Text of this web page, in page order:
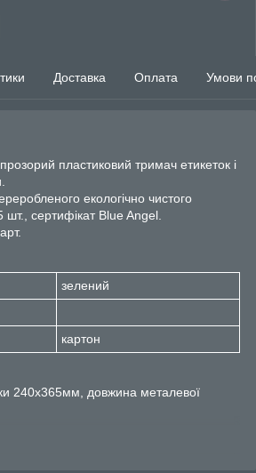
Доставка Оплата Умови
пластиковий тримач етикеток і
екологічно чистого
шт., сертифікат Blue Angel.
зелений
картон
240х365мм, довжина металевої